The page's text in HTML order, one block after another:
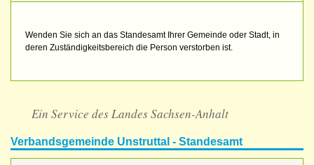
Wenden Sie sich an das Standesamt Ihrer Gemeinde oder Stadt, in
deren Zuständigkeitsbereich die Person verstorben ist.
Ein Service des Landes Sachsen-Anhalt
Verbandsgemeinde Unstruttal - Standesamt